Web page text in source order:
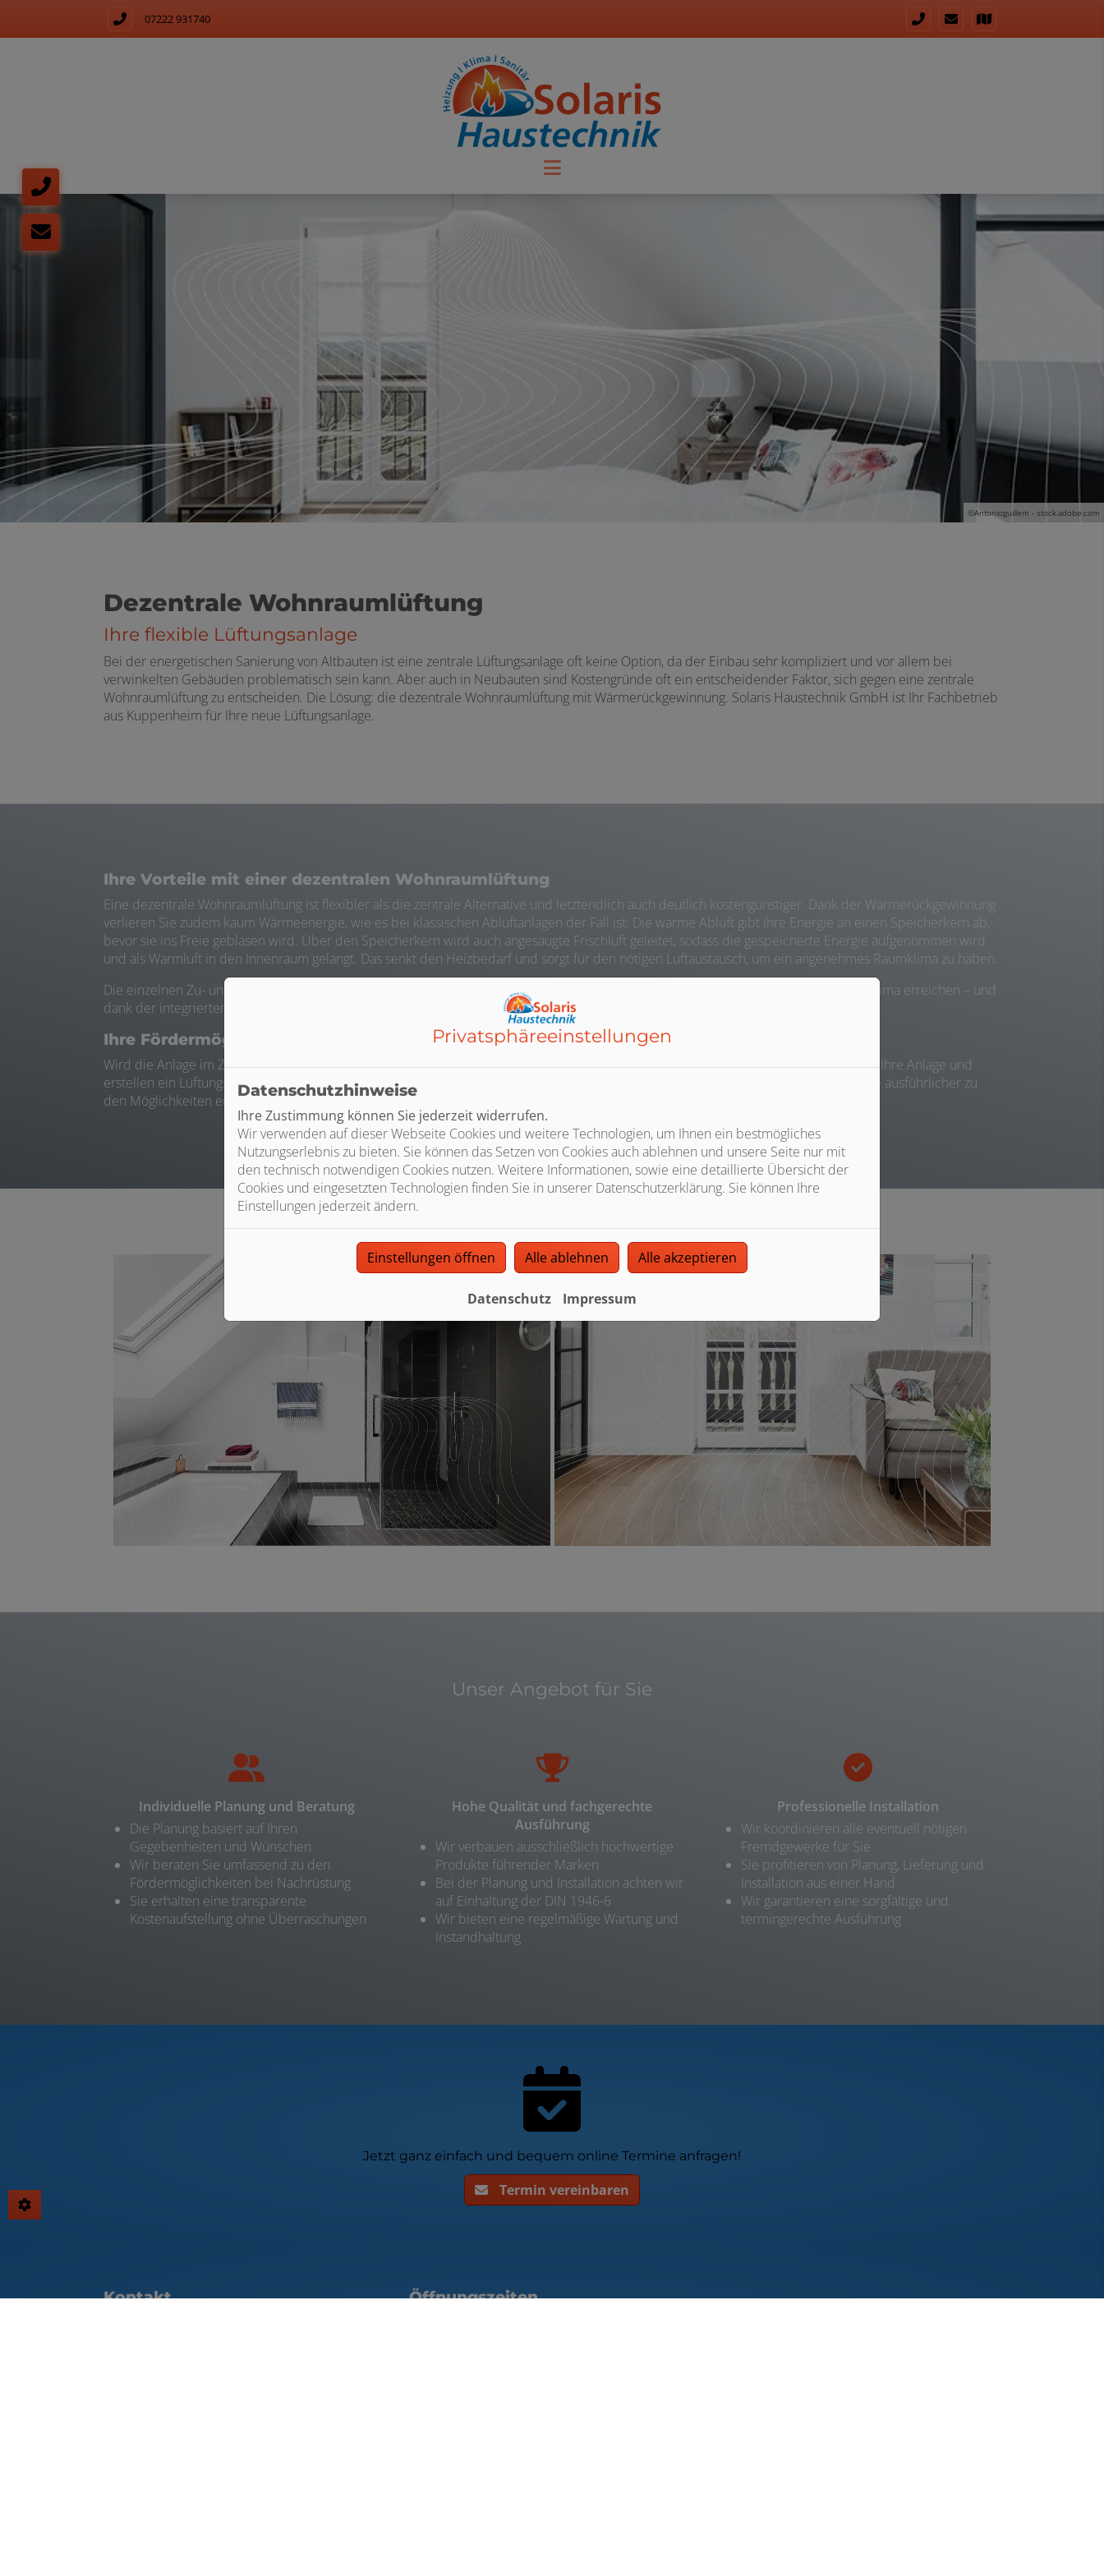
07222 931740
©Antonioguillem - stock.adobe.com
Dezentrale Wohnraumlüftung
Ihre flexible Lüftungsanlage
Bei der energetischen Sanierung von Altbauten ist eine zentrale Lüftungsanlage oft keine Option, da der Einbau sehr kompliziert und vor allem bei
verwinkelten Gebäuden problematisch sein kann. Aber auch in Neubauten sind Kostengründe oft ein entscheidender Faktor, sich gegen eine zentrale
Wohnraumlüftung zu entscheiden. Die Lösung: die dezentrale Wohnraumlüftung mit Wärmerückgewinnung. Solaris Haustechnik GmbH ist Ihr Fachbetrieb
aus Kuppenheim für Ihre neue Lüftungsanlage.
Ihre Vorteile mit einer dezentralen Wohnraumlüftung
Eine dezentrale Wohnraumlüftung ist flexibler als die zentrale Alternative und letztendlich auch deutlich kostengünstiger. Dank der Wärmerückgewinnung
verlieren Sie zudem kaum Wärmeenergie, wie es bei klassischen Abluftanlagen der Fall ist: Die warme Abluft gibt ihre Energie an einen Speicherkern ab,
bevor sie ins Freie geblasen wird. Über den Speicherkern wird auch angesaugte Frischluft geleitet, sodass die gespeicherte Energie aufgenommen wird
und als Warmluft in den Innenraum gelangt. Das senkt den Heizbedarf und sorgt für den nötigen Luftaustausch, um ein angenehmes Raumklima zu haben.
Die einzelnen Zu- und Abluftanlagen können raumspezifisch eingestellt werden, sodass Sie in jedem Zimmer das optimale Wohlfühlklima erreichen – und
dank der integrierten Filteranlage ist die Frischluft frei von Pollen und anderen Allergenen.
Ihre Fördermöglichkeiten
Wird die Anlage im Zuge einer energetischen Sanierung geplant, sind KfW-Kredite oder Fördermittel möglich. Gemeinsam planen wir Ihre Anlage und
erstellen ein Lüftungskonzept gemäß DIN 1946-6, sodass einer möglichen Förderung nichts mehr im Weg steht. Gerne beraten wir Sie ausführlicher zu
den Möglichkeiten einer Förderung!
Unser Angebot für Sie
Individuelle Planung und Beratung
Die Planung basiert auf Ihren
Gegebenheiten und Wünschen
Wir beraten Sie umfassend zu den
Fördermöglichkeiten bei Nachrüstung
Sie erhalten eine transparente
Kostenaufstellung ohne Überraschungen
Hohe Qualität und fachgerechte
Ausführung
Wir verbauen ausschließlich hochwertige
Produkte führender Marken
Bei der Planung und Installation achten wir
auf Einhaltung der DIN 1946-6
Wir bieten eine regelmäßige Wartung und
Instandhaltung
Professionelle Installation
Wir koordinieren alle eventuell nötigen
Fremdgewerke für Sie
Sie profitieren von Planung, Lieferung und
Installation aus einer Hand
Wir garantieren eine sorgfältige und
termingerechte Ausführung
Jetzt ganz einfach und bequem online Termine anfragen!
Termin vereinbaren
Footer - Kontaktdaten und Öffnungszeiten
Kontakt Öffnungszeiten
Privatsphäre­einstellungen
Datenschutzhinweise
Ihre Zustimmung können Sie jederzeit widerrufen.
Wir verwenden auf dieser Webseite Cookies und weitere Technologien, um Ihnen ein bestmögliches
Nutzungserlebnis zu bieten. Sie können das Setzen von Cookies auch ablehnen und unsere Seite nur mit
den technisch notwendigen Cookies nutzen. Weitere Informationen, sowie eine detaillierte Übersicht der
Cookies und eingesetzten Technologien finden Sie in unserer Datenschutzerklärung. Sie können Ihre
Einstellungen jederzeit ändern.
Einstellungen öffnen Alle ablehnen Alle akzeptieren
Datenschutz Impressum